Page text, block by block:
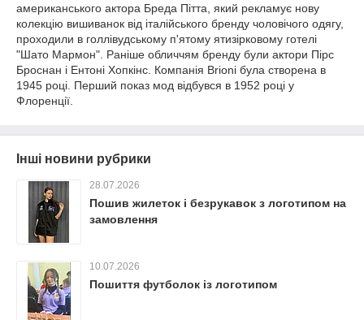
американського актора Бреда Пітта, який рекламує нову
колекцію вишиванок від італійського бренду чоловічого одягу,
проходили в голлівудському п'ятому ятизірковому готелі
"Шато Мармон". Раніше обличчям бренду були актори Пірс
Броснан і Ентоні Хопкінс. Компанія Brioni була створена в
1945 році. Перший показ мод відбувся в 1952 році у
Флоренції.
Інші новини рубрики
28.07.2026
Пошив жилеток і безрукавок з логотипом на
замовлення
10.07.2026
Пошиття футболок із логотипом